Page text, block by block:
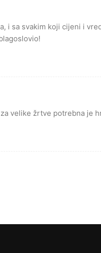
i sa svakim koji cijeni i
velike žrtve potrebna je